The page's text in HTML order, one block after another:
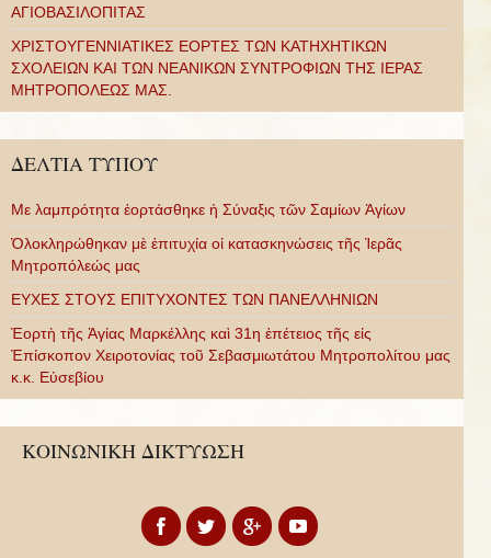
ΑΓΙΟΒΑΣΙΛΟΠΙΤΑΣ
ΧΡΙΣΤΟΥΓΕΝΝΙΑΤΙΚΕΣ ΕΟΡΤΕΣ ΤΩΝ ΚΑΤΗΧΗΤΙΚΩΝ
ΣΧΟΛΕΙΩΝ ΚΑΙ ΤΩΝ ΝΕΑΝΙΚΩΝ ΣΥΝΤΡΟΦΙΩΝ ΤΗΣ ΙΕΡΑΣ
ΜΗΤΡΟΠΟΛΕΩΣ ΜΑΣ.
ΔΕΛΤΙΑ ΤΥΠΟΥ
Με λαμπρότητα ἑορτάσθηκε ἡ Σύναξις τῶν Σαμίων Ἁγίων
Ὁλοκληρώθηκαν μὲ ἐπιτυχία οἱ κατασκηνώσεις τῆς Ἱερᾶς
Μητροπόλεώς μας
ΕΥΧΕΣ ΣΤΟΥΣ ΕΠΙΤΥΧΟΝΤΕΣ ΤΩΝ ΠΑΝΕΛΛΗΝΙΩΝ
Ἑορτὴ τῆς Ἁγίας Μαρκέλλης καὶ 31η ἐπέτειος τῆς εἰς
Ἐπίσκοπον Χειροτονίας τοῦ Σεβασμιωτάτου Μητροπολίτου μας
κ.κ. Εὐσεβίου
ΚΟΙΝΩΝΙΚΗ ΔΙΚΤΥΩΣΗ